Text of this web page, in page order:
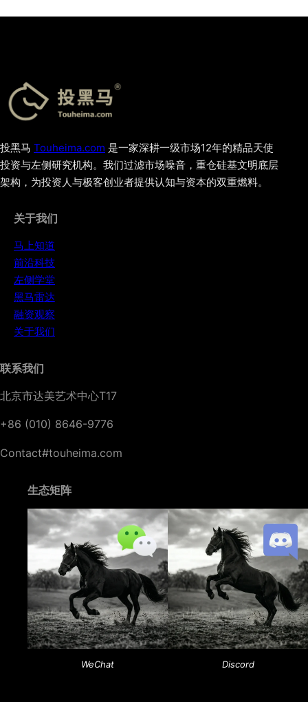
投黑马 Touheima.com 是一家深耕一级市场12年的精品天使
投资与左侧研究机构。我们过滤市场噪音，重仓硅基文明底层
架构，为投资人与极客创业者提供认知与资本的双重燃料。
关于我们
马上知道
前沿科技
左侧学堂
黑马雷达
融资观察
关于我们
联系我们
北京市达美艺术中心T17
+86 (010) 8646-9776
Contact#touheima.com
生态矩阵
WeChat Discord